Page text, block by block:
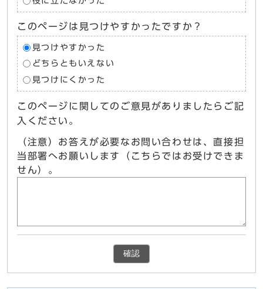
このページは見つけやすかったですか？
見つけやすかった
どちらともいえない
見つけにくかった
このページに関してのご意見がありましたらご記
入ください。
（注意）お答えが必要なお問い合わせは、直接担
当部署へお願いします（こちらではお受けできま
せん）。
確認